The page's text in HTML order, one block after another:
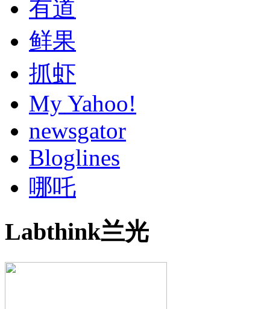
有道
鲜果
抓虾
My Yahoo!
newsgator
Bloglines
哪吒
Labthink兰光